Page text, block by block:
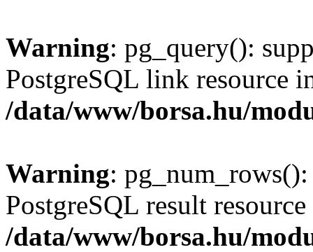
Warning: pg_query():
PostgreSQL link resource
/data/www/borsa.hu/
Warning:
PostgreSQL result
/data/www/borsa.hu/